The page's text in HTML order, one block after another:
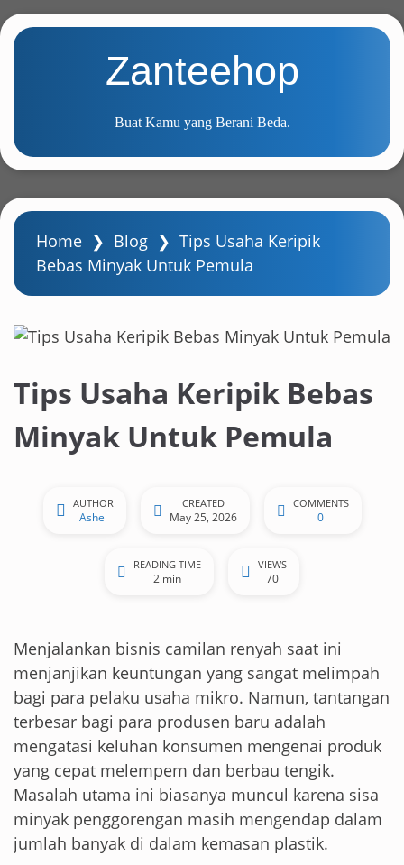
k
m
i
Zanteehop
Buat Kamu yang Berani Beda.
Home ❯ Blog ❯ Tips Usaha Keripik
Bebas Minyak Untuk Pemula
Tips Usaha Keripik Bebas
Minyak Untuk Pemula
AUTHOR
Ashel
CREATED
May 25, 2026
COMMENTS
0
READING TIME
2 min
VIEWS
70
Menjalankan bisnis camilan renyah saat ini
menjanjikan keuntungan yang sangat melimpah
bagi para pelaku usaha mikro. Namun, tantangan
terbesar bagi para produsen baru adalah
mengatasi keluhan konsumen mengenai produk
yang cepat melempem dan berbau tengik.
Masalah utama ini biasanya muncul karena sisa
minyak penggorengan masih mengendap dalam
jumlah banyak di dalam kemasan plastik.